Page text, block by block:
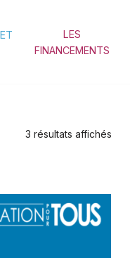
LES
FINANCEMENTS
3 résultats affichés